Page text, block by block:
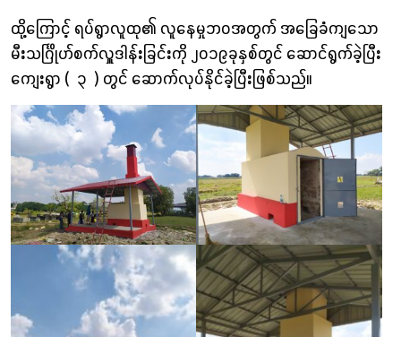
ထို့ကြောင့် ရပ်ရွာလူထု၏ လူနေမှုဘဝအတွက် အခြေခံကျသော
မီးသင်္ဂြိုဟ်စက်လှူဒါန်းခြင်းကို ၂၀၁၉ခုနှစ်တွင် ဆောင်ရွက်ခဲ့ပြီး
ကျေးရွာ ( ၃ ) တွင် ဆောက်လုပ်နိုင်ခဲ့ပြီးဖြစ်သည်။